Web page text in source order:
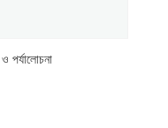
পর্যালোচনা